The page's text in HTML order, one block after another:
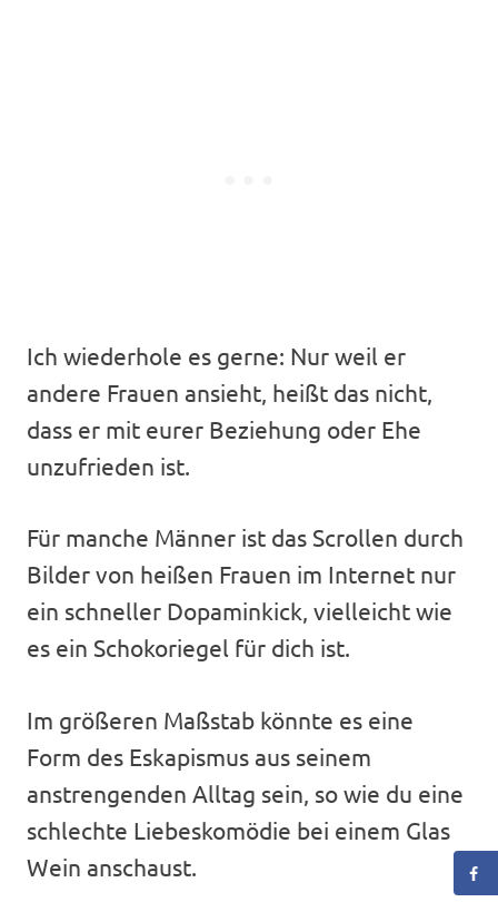
Ich wiederhole es gerne: Nur weil er
andere Frauen ansieht, heißt das nicht,
dass er mit eurer Beziehung oder Ehe
unzufrieden ist.
Für manche Männer ist das Scrollen durch
Bilder von heißen Frauen im Internet nur
ein schneller Dopaminkick, vielleicht wie
es ein Schokoriegel für dich ist.
Im größeren Maßstab könnte es eine
Form des Eskapismus aus seinem
anstrengenden Alltag sein, so wie du eine
schlechte Liebeskomödie bei einem Glas
Wein anschaust.